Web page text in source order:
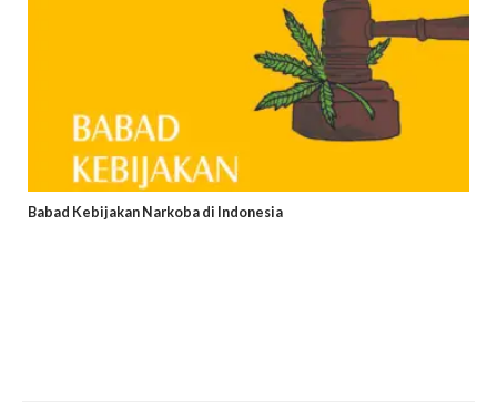
Babad Kebijakan Narkoba di Indonesia